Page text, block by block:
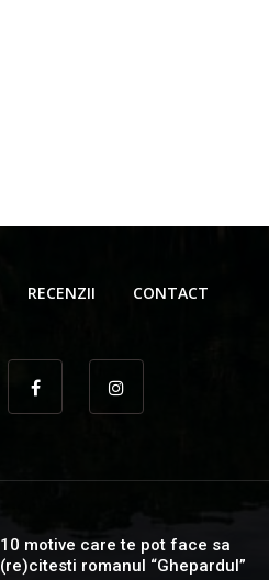
RECENZII CONTACT
10 motive care te pot face sa
(re)citesti romanul “Ghepardul”